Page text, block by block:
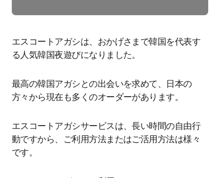
エスコートアガシは、おかげさまで韓国を代表す
る人気韓国夜遊びになりました。
最高の韓国アガシとの出会いを求めて、日本の
方々から現在も多くのオーダーがあります。
エスコートアガシサービスは、長い時間の自由行
動ですから、ご利用方法またはご活用方法は様々
です。